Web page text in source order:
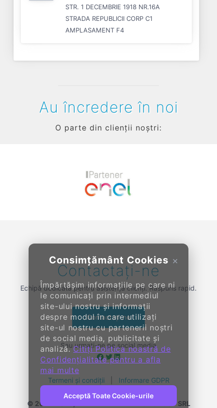
STR. 1 DECEMBRIE 1918 NR.16A
STRADA REPUBLICII CORP C1
AMPLASAMENT F4
×
Consimțământ Cookies
Împărtășim informațiile pe care ni
le comunicați prin intermediul
site-ului nostru și informații
despre modul în care utilizați
site-ul nostru cu partenerii noștri
de social media, publicitate și
analiză.Citiți Politica noastră de
Confidențialitate pentru a afla
mai multe
Acceptă Toate Cookie-urile
Au încredere în noi
O parte din clienții noștri:
Contactați-ne
Echipă dedicată pentru asistență clienți. Răspuns rapid.
Contactați-ne
Sau urmați-ne pe social media
Termeni și condiții Informare GDPR
© 2014- 2026, KENDALL ENTERPRISE GROUP SRL